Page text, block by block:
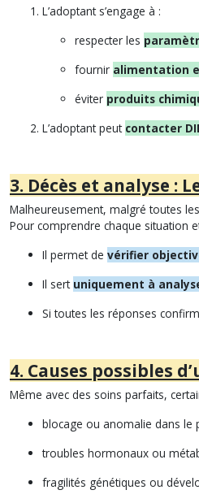
L’adoptant s’engage à :
respecter les
fournir alimentation
éviter produits
L’adoptant peut contacter
3. Décès et analyse :
Malheureusement, malgré toutes
Pour comprendre chaque situation
Il permet de vérifier
Il sert uniquement à
Si toutes les réponses
4. Causes possibles
Même avec des soins parfaits,
blocage ou anomalie dans le
troubles hormonaux ou
fragilités génétiques ou